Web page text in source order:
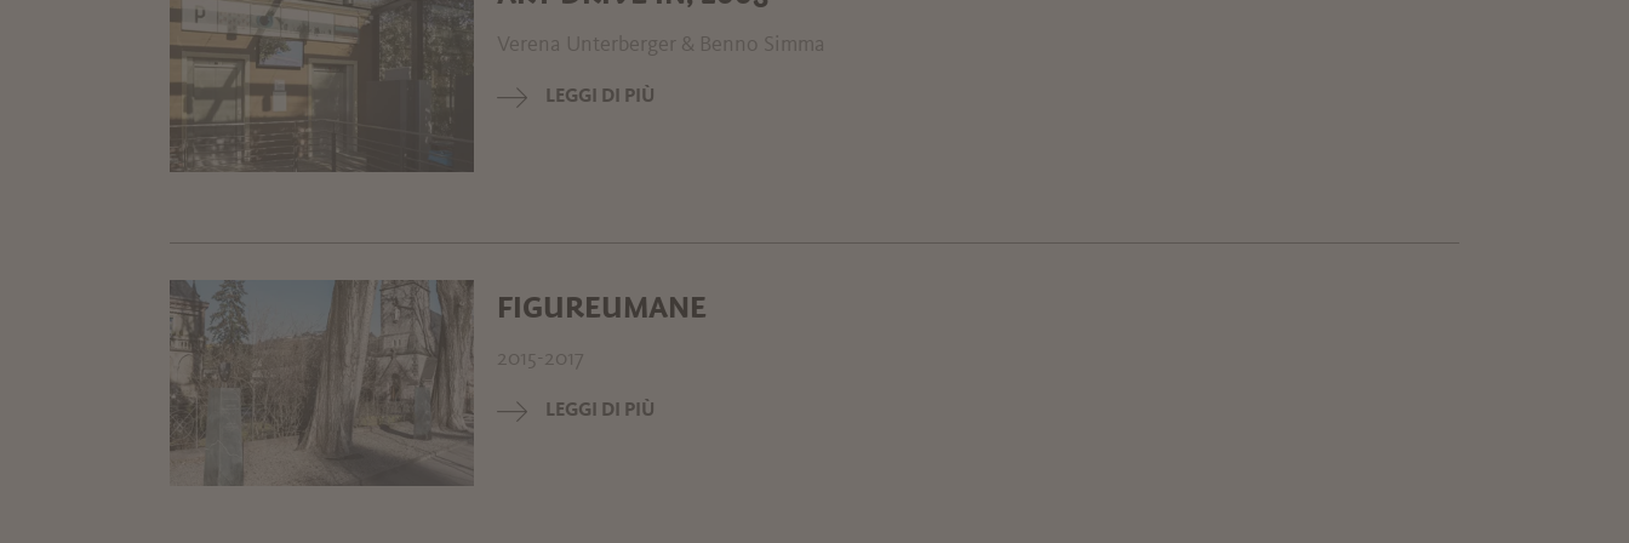
Verena Unterberger & Benno Simma
LEGGI DI PIÙ
FIGUREUMANE
2015-2017
LEGGI DI PIÙ